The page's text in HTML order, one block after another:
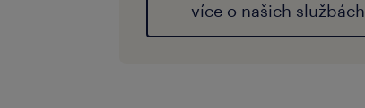
více o našich službách